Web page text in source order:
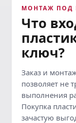
МОНТАЖ ПОД
Что
ключ?
Заказ и
позволяет не
выполнения
Покупка
зачастую